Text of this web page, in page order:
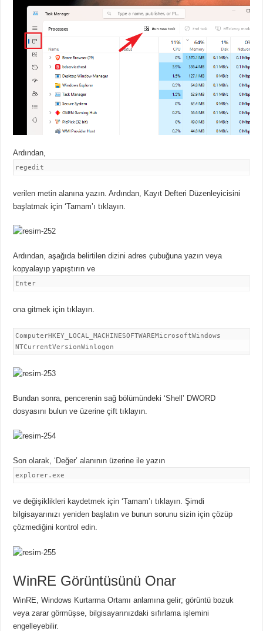
Ardından,
regedit
verilen metin alanına yazın.Ardından, Kayıt Defteri Düzenleyicisini
başlatmak için ‘Tamam’ı tıklayın.
Ardından, aşağıda belirtilen dizini adres çubuğuna yazın veya
kopyalayıp yapıştırın ve
Enter
ona gitmek için tıklayın.
ComputerHKEY_LOCAL_MACHINESOFTWAREMicrosoftWindows
NTCurrentVersionWinlogon
Bundan sonra, pencerenin sağ bölümündeki ‘Shell’ DWORD
dosyasını bulun ve üzerine çift tıklayın.
Son olarak, ‘Değer’ alanının üzerine ile yazın
explorer.exe
ve değişiklikleri kaydetmek için ‘Tamam’ı tıklayın.Şimdi
bilgisayarınızı yeniden başlatın ve bunun sorunu sizin için çözüp
çözmediğini kontrol edin.
WinRE Görüntüsünü Onar
WinRE, Windows Kurtarma Ortamı anlamına gelir;görüntü bozuk
veya zarar görmüşse, bilgisayarınızdaki sıfırlama işlemini
engelleyebilir.